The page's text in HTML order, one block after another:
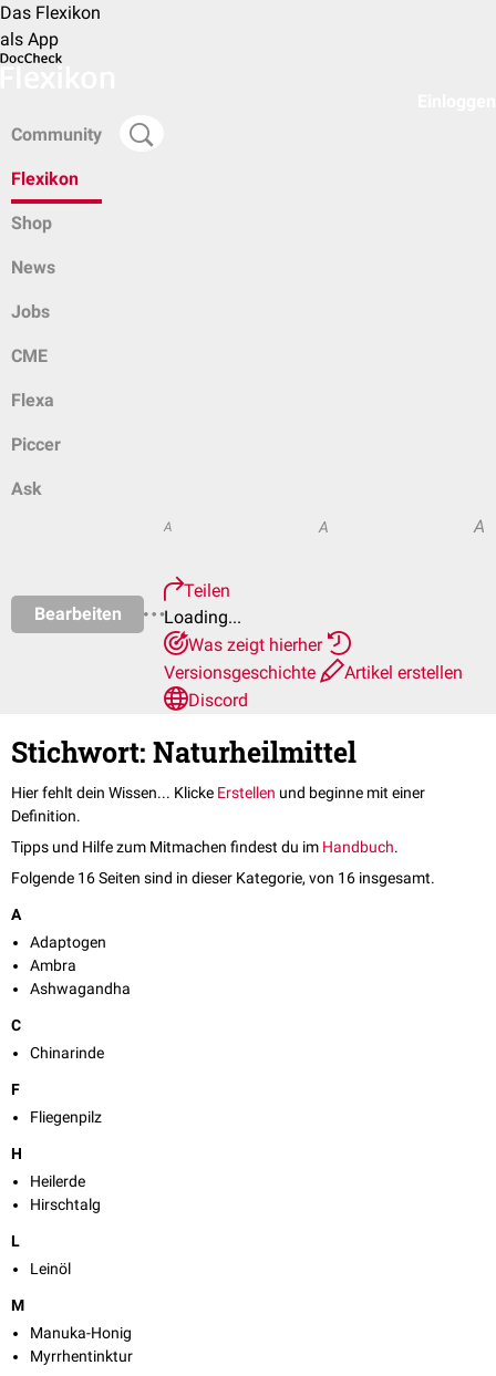
Das Flexikon
als App
Community
Flexikon
Shop
News
Jobs
CME
Flexa
Piccer
Ask
Bearbeiten
A A A
Teilen
Loading...
Was zeigt hierher
Versionsgeschichte
Artikel erstellen
Discord
Stichwort: Naturheilmittel
Hier fehlt dein Wissen... Klicke Erstellen und beginne mit einer
Definition.
Tipps und Hilfe zum Mitmachen findest du im Handbuch.
Folgende 16 Seiten sind in dieser Kategorie, von 16 insgesamt.
A
Adaptogen
Ambra
Ashwagandha
C
Chinarinde
F
Fliegenpilz
H
Heilerde
Hirschtalg
L
Leinöl
M
Manuka-Honig
Myrrhentinktur